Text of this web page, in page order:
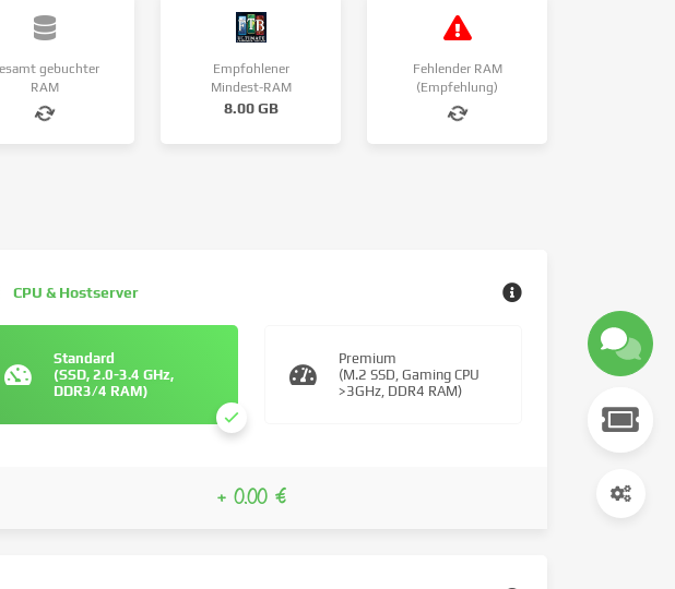
gebuchter
RAM
Empfohlener
Mindest-RAM
8.00 GB
Fehlender RAM
(Empfehlung)
CPU & Hostserver
Standard
(SSD, 2.0-3.4 GHz,
DDR3/4 RAM)
Premium
(M.2 SSD, Gaming CPU
>3GHz, DDR4 RAM)
+ 0.00 €